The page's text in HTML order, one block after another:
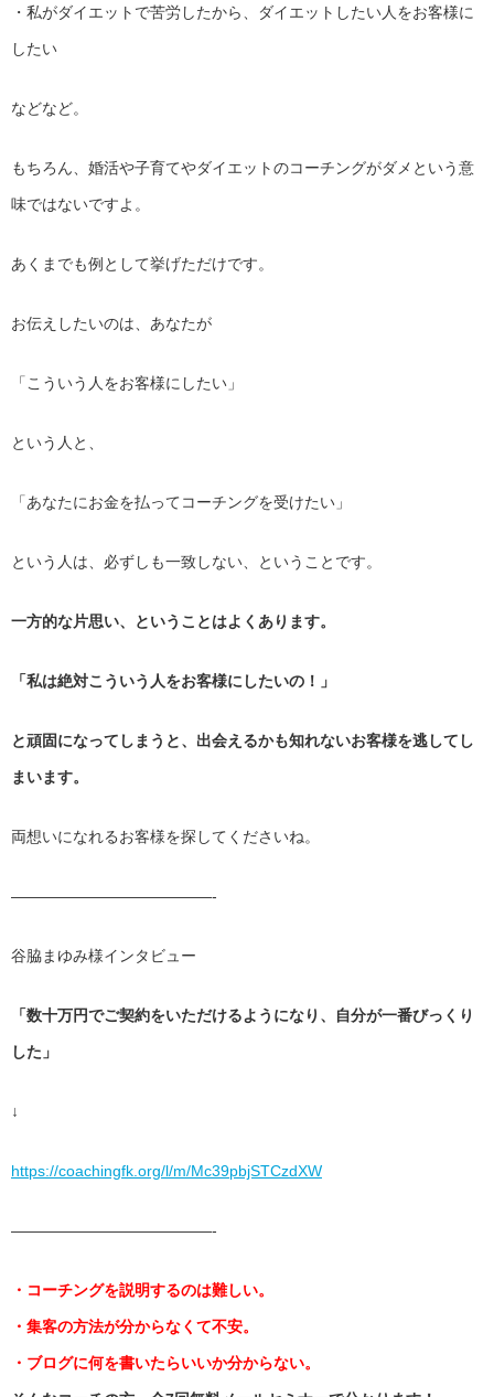
・私がダイエットで苦労したから、 ダイエットしたい人をお客様に
したい
などなど。
もちろん、 婚活や子育てやダイエットのコーチングがダメという意
味ではないですよ。
あくまでも例として挙げただけです。
お伝えしたいのは、あなたが
「こういう人をお客様にしたい」
という人と、
「あなたにお金を払ってコーチングを受けたい」
という人は、必ずしも一致しない、ということです。
一方的な片思い、ということはよくあります。
「私は絶対こういう人をお客様にしたいの！」
と頑固になってしまうと、 出会えるかも知れないお客様を逃してし
まいます。
両想いになれるお客様を探してくださいね。
—————————————-
谷脇まゆみ様インタビュー
「数十万円でご契約をいただけるようになり、 自分が一番びっくり
した」
↓
https://coachingfk.org/l/m/Mc39pbjSTCzdXW
—————————————-
・コーチングを説明するのは難しい。
・集客の方法が分からなくて不安。
・ブログに何を書いたらいいか分からない。